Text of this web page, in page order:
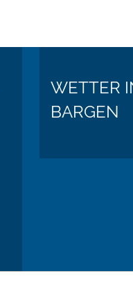
WETTER
BARGEN